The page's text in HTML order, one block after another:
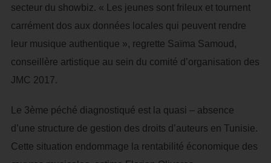
secteur du showbiz. « Les jeunes sont frileux et tournent
carrément dos aux données locales qui peuvent rendre
leur musique authentique », regrette Saïma Samoud,
conseillère artistique au sein du comité d’organisation des
JMC 2017.
Le 3ème péché diagnostiqué est la quasi – absence
d’une structure de gestion des droits d’auteurs en Tunisie.
Cette situation endommage la rentabilité économique des